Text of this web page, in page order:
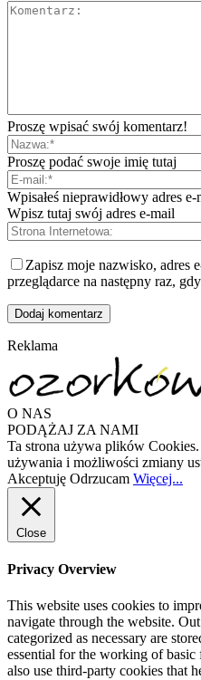
Proszę wpisać swój komentarz!
Proszę podać swoje imię tutaj
Wpisałeś nieprawidłowy adres e-
Wpisz tutaj swój adres e-mail
Zapisz moje nazwisko, adres
przeglądarce na następny raz,
Reklama
O NAS
PODĄŻAJ ZA NAMI
Ta strona używa plików
używania i możliwości zmiany
Akceptuję Odrzucam Więcej...
Close
Privacy Overview
This website uses cookies to
navigate through the website.
categorized as necessary are
essential for the working of
also use third-party cookies that